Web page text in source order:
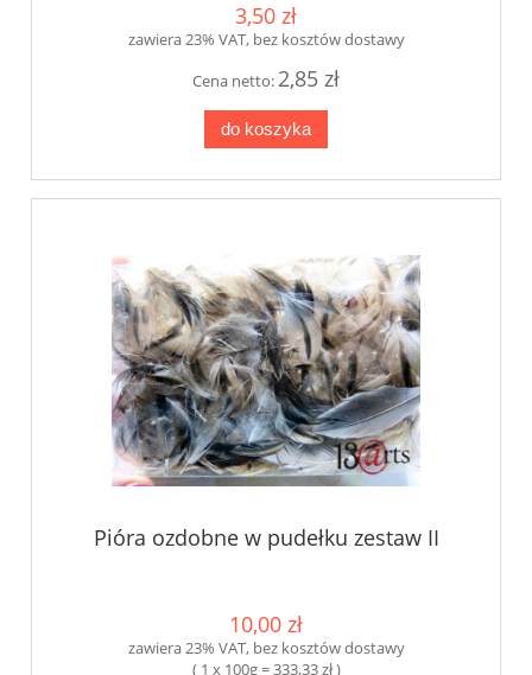
3,50 zł
zawiera 23% VAT, bez kosztów dostawy
Cena netto: 2,85 zł
do koszyka
Pióra ozdobne w pudełku zestaw II
10,00 zł
zawiera 23% VAT, bez kosztów dostawy
( 1 x 100g = 333,33 zł )